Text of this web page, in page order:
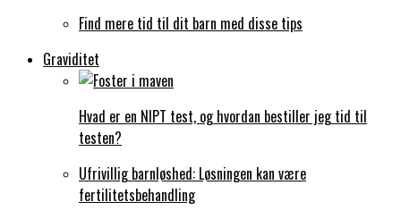
Find mere tid til dit barn med disse tips
Graviditet
Hvad er en NIPT test, og hvordan bestiller jeg tid til
testen?
Ufrivillig barnløshed: Løsningen kan være
fertilitetsbehandling